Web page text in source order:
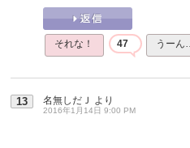
それな！ 47 うーん…
13 名無しだＪ より
2016年1月14日 9:00 PM